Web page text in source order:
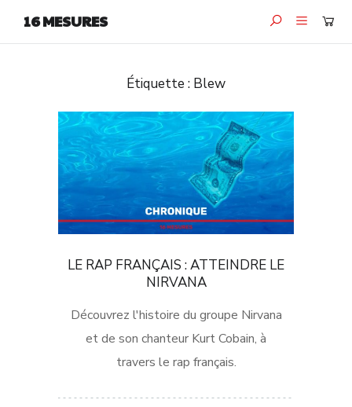
16 MESURES
Étiquette : Blew
LE RAP FRANÇAIS : ATTEINDRE LE
NIRVANA
Découvrez l'histoire du groupe Nirvana
et de son chanteur Kurt Cobain, à
travers le rap français.